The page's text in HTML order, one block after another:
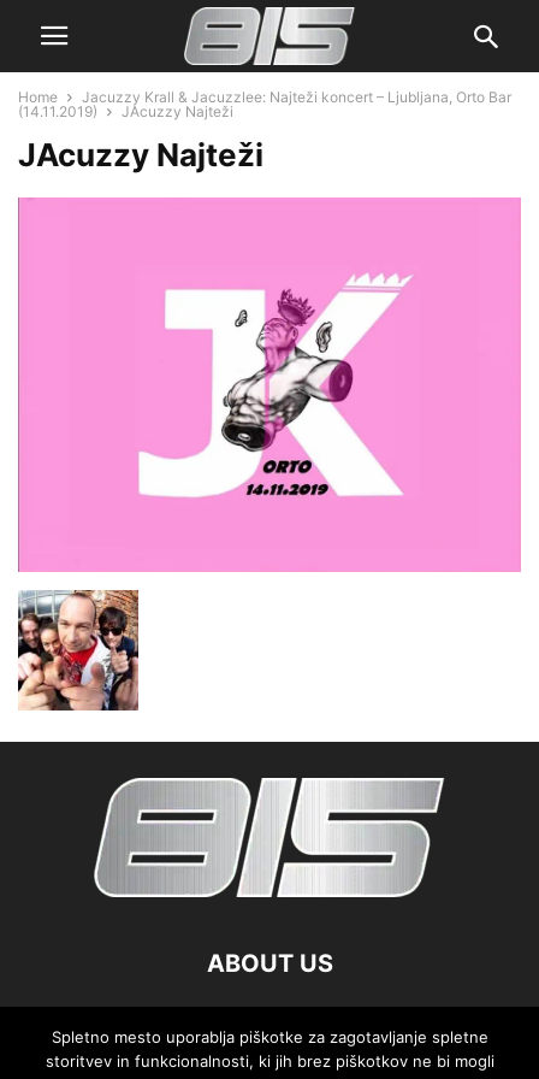
Home
Jacuzzy Krall & Jacuzzlee: Najteži koncert – Ljubljana, Orto Bar
(14.11.2019)
JAcuzzy Najteži
JAcuzzy Najteži
ABOUT US
FOLLOW US
Spletno mesto uporablja piškotke za zagotavljanje spletne
storitvev in funkcionalnosti, ki jih brez piškotkov ne bi mogli